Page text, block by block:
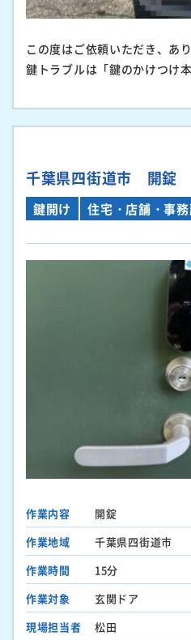
この度はご依頼いただき、あ
鍵トラブルは「鍵のかけつけ
千葉県四街道市 開錠
鍵開け 住宅・店舗・事
作業内容
開錠
作業地域
千葉県四街道市
作業時間
15分
作業対象
玄関ドア
現場担当者
松田